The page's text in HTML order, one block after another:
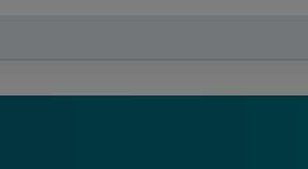
des Landes